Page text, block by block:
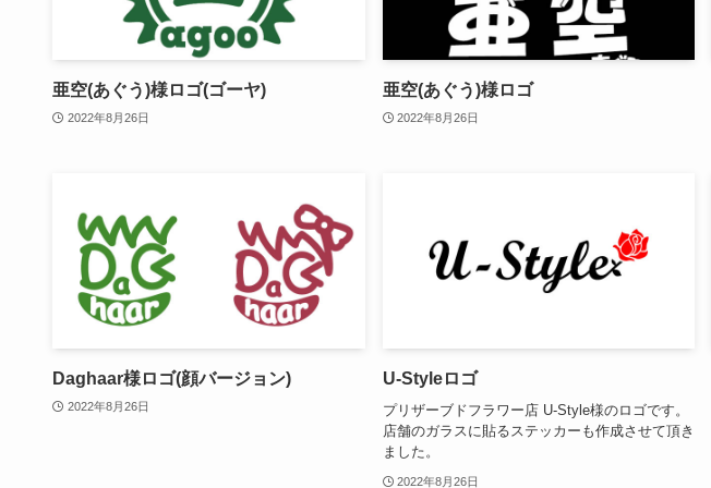
亜空(あぐう)様ロゴ(ゴーヤ)
2022年8月26日
亜空(あぐう)様ロゴ
2022年8月26日
Daghaar様ロゴ(顔バージョン)
2022年8月26日
U-Styleロゴ
プリザーブドフラワー店 U-Style様のロゴです。
店舗のガラスに貼るステッカーも作成させて頂き
ました。
2022年8月26日